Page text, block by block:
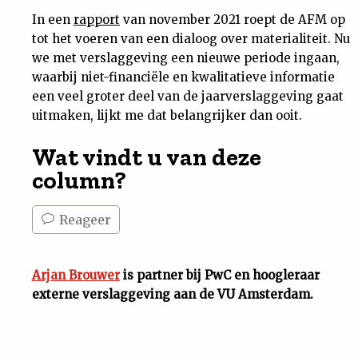
In een rapport van november 2021 roept de AFM op
tot het voeren van een dialoog over materialiteit. Nu
we met verslaggeving een nieuwe periode ingaan,
waarbij niet-financiële en kwalitatieve informatie
een veel groter deel van de jaarverslaggeving gaat
uitmaken, lijkt me dat belangrijker dan ooit.
Wat vindt u van deze
column?
Reageer
Arjan Brouweris partner bij PwC en hoogleraar
externe verslaggeving aan de VU Amsterdam.